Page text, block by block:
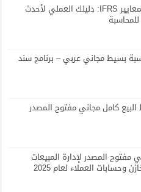
الخرائط الذهنية لمعايير IFRS: دليلك العملي لأحدث
للمحاسبة
بسيط مجاني عربي – برنامج سند
البيع كامل مجاني مفتوح المصدر
مفتوح المصدر لإدارة المبيعات
وحسابات العملاء لعام 2025